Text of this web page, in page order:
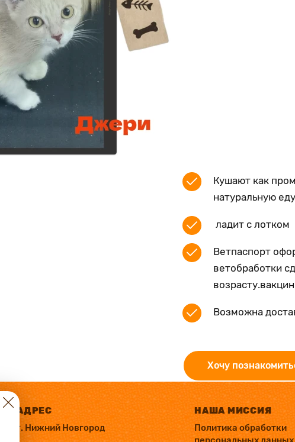
Кушают как
натуральную
ладит с лотком
Ветпаспорт
ветобработки
Возможна
Хочу
АДРЕС
г. Нижний Новгород
НАША МИССИЯ
Политика обработки